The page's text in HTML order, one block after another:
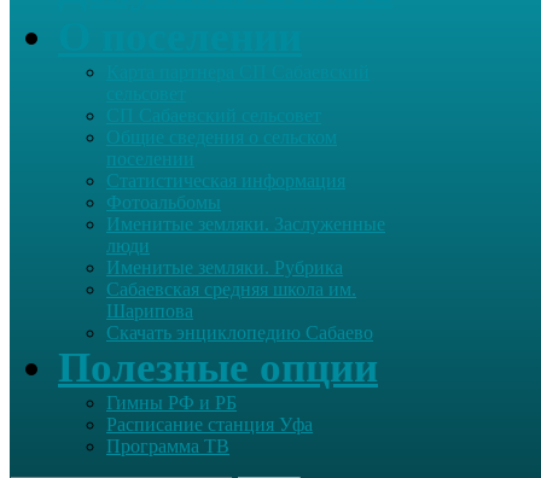
Общие сведения о сельском
поселении
Статистическая информация
Фотоальбомы
Именитые земляки. Заслуженные
люди
Именитые земляки. Рубрика
Сабаевская средняя школа им.
Шарипова
Скачать энциклопедию Сабаево
Полезные опции
Гимны РФ и РБ
Расписание станция Уфа
Программа ТВ